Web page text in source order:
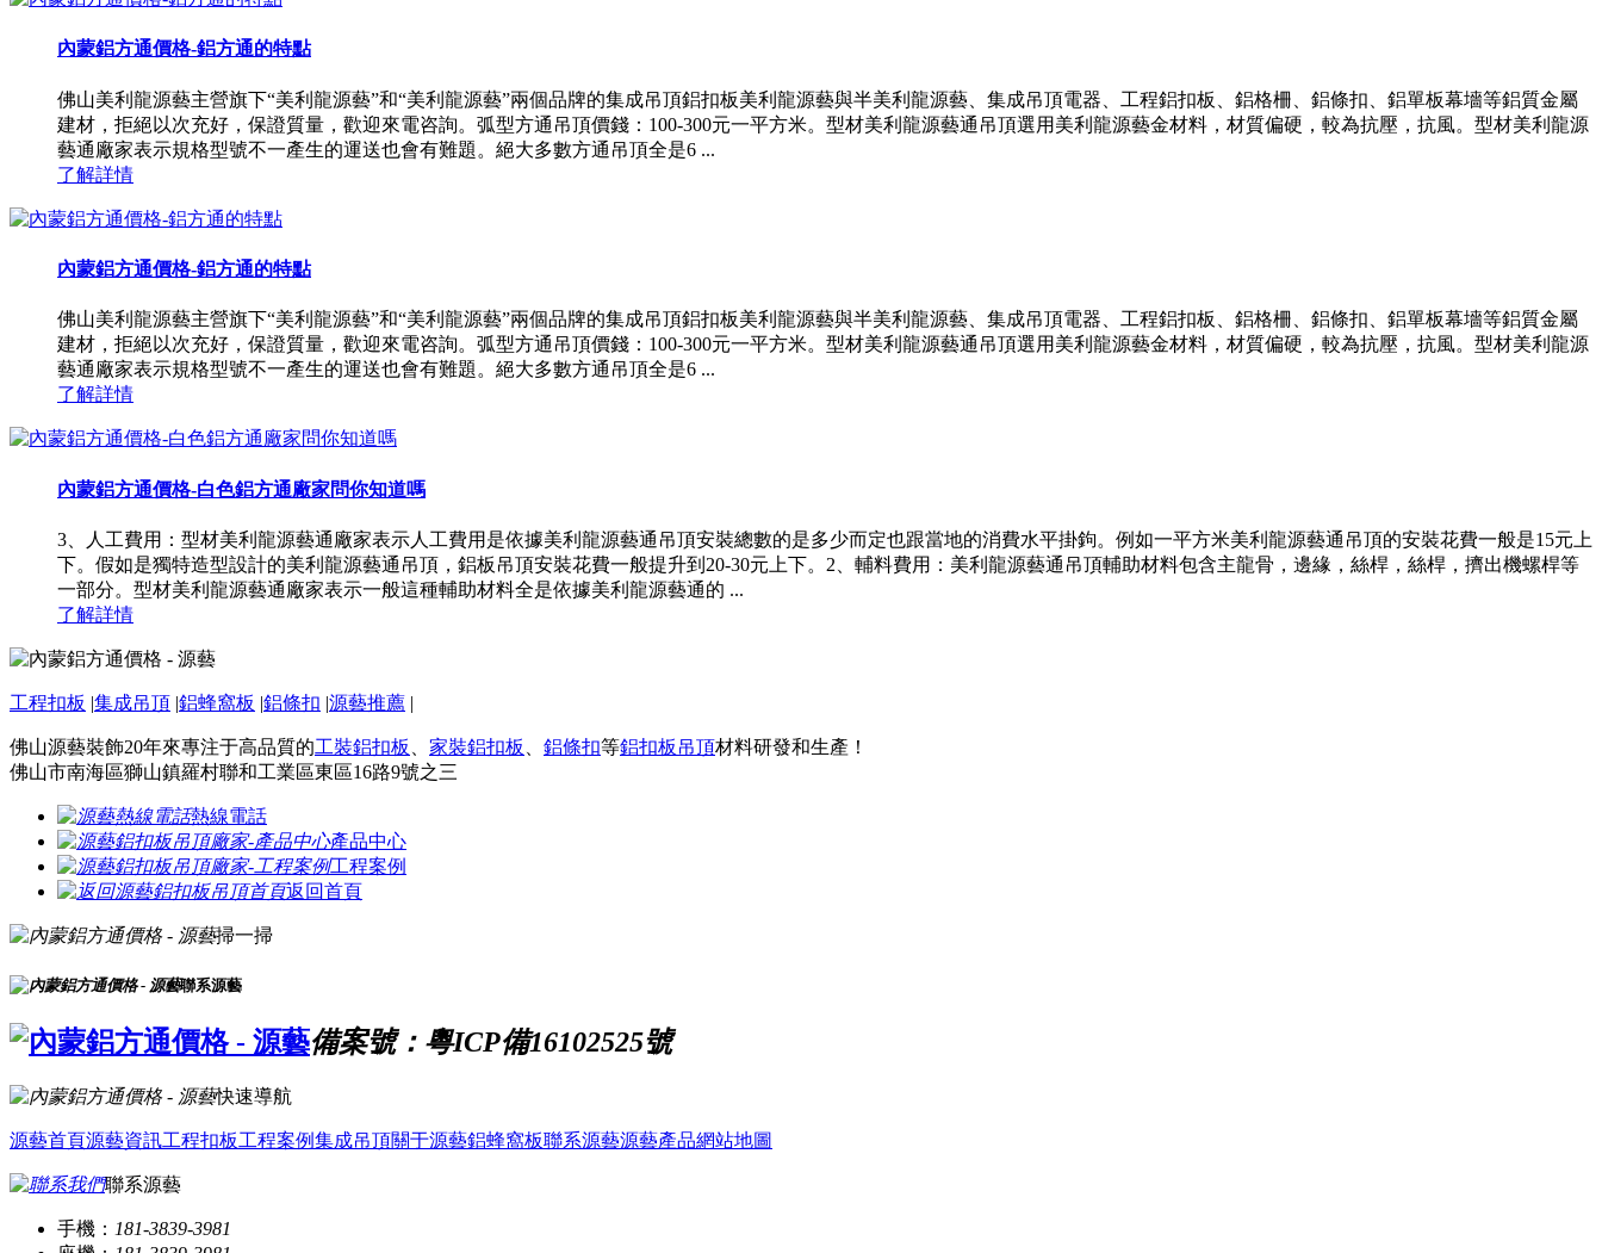
內蒙鋁方通價格-鋁方通的特點
佛山美利龍源藝主營旗下“美利龍源藝”和“美利龍源藝”兩個品牌的集成吊頂鋁扣板美利龍源藝與半美利龍源藝、集成吊頂電器、工程鋁扣板、鋁格柵、鋁條扣、鋁單板幕墻等鋁質金屬
建材，拒絕以次充好，保證質量，歡迎來電咨詢。弧型方通吊頂價錢：100-300元一平方米。型材美利龍源藝通吊頂選用美利龍源藝金材料，材質偏硬，較為抗壓，抗風。型材美利龍源
藝通廠家表示規格型號不一產生的運送也會有難題。絕大多數方通吊頂全是6 ...
了解詳情
內蒙鋁方通價格-鋁方通的特點
佛山美利龍源藝主營旗下“美利龍源藝”和“美利龍源藝”兩個品牌的集成吊頂鋁扣板美利龍源藝與半美利龍源藝、集成吊頂電器、工程鋁扣板、鋁格柵、鋁條扣、鋁單板幕墻等鋁質金屬
建材，拒絕以次充好，保證質量，歡迎來電咨詢。弧型方通吊頂價錢：100-300元一平方米。型材美利龍源藝通吊頂選用美利龍源藝金材料，材質偏硬，較為抗壓，抗風。型材美利龍源
藝通廠家表示規格型號不一產生的運送也會有難題。絕大多數方通吊頂全是6 ...
了解詳情
內蒙鋁方通價格-白色鋁方通廠家問你知道嗎
3、人工費用：型材美利龍源藝通廠家表示人工費用是依據美利龍源藝通吊頂安裝總數的是多少而定也跟當地的消費水平掛鉤。例如一平方米美利龍源藝通吊頂的安裝花費一般是15元上
下。假如是獨特造型設計的美利龍源藝通吊頂，鋁板吊頂安裝花費一般提升到20-30元上下。2、輔料費用：美利龍源藝通吊頂輔助材料包含主龍骨，邊緣，絲桿，絲桿，擠出機螺桿等
一部分。型材美利龍源藝通廠家表示一般這種輔助材料全是依據美利龍源藝通的 ...
了解詳情
工程扣板 |集成吊頂 |鋁蜂窩板 |鋁條扣 |源藝推薦 |
佛山源藝裝飾20年來專注于高品質的工裝鋁扣板 家裝鋁扣板 鋁條扣等鋁扣板吊頂材料研發和生產！
佛山市南海區獅山鎮羅村聯和工業區東區16路9號之三
熱線電話
產品中心
工程案例
返回首頁
掃一掃
聯系源藝
備案號：粵ICP備16102525號
快速導航
源藝首頁源藝資訊工程扣板工程案例集成吊頂關于源藝鋁蜂窩板聯系源藝源藝產品網站地圖
聯系源藝
手機： 181-3839-3981